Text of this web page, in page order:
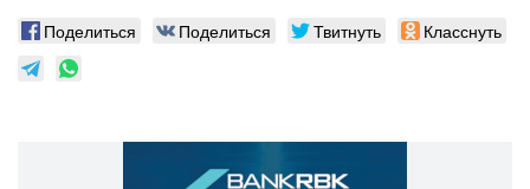
Поделиться Поделиться Твитнуть Класснуть